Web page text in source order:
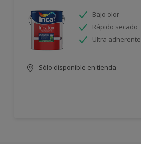
Bajo olor
Rápido secado
Ultra adherente
Sólo disponible en tienda